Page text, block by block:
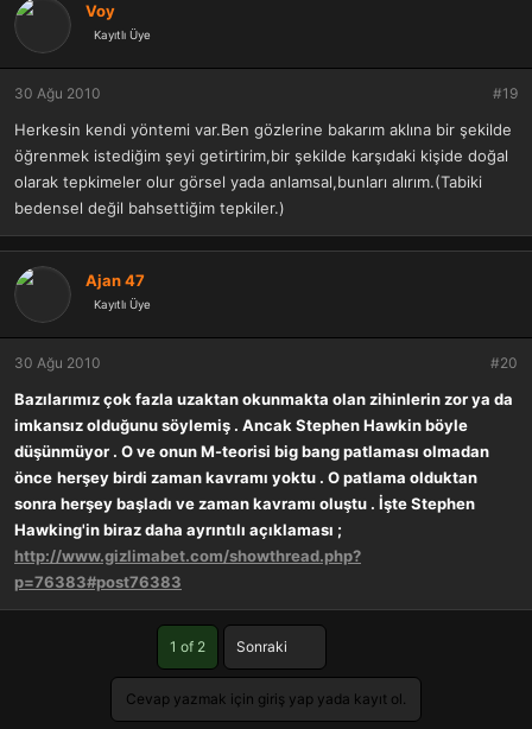
Voy
Kayıtlı Üye
30 Ağu 2010 #19
Herkesin kendi yöntemi var.Ben gözlerine bakarım aklına bir şekilde
öğrenmek istediğim şeyi getirtirim,bir şekilde karşıdaki kişide doğal
olarak tepkimeler olur görsel yada anlamsal,bunları alırım.(Tabiki
bedensel değil bahsettiğim tepkiler.)
Ajan 47
Kayıtlı Üye
30 Ağu 2010 #20
Bazılarımız çok fazla uzaktan okunmakta olan zihinlerin zor ya da
imkansız olduğunu söylemiş . Ancak Stephen Hawkin böyle
düşünmüyor . O ve onun M-teorisi big bang patlaması olmadan
önce herşey birdi zaman kavramı yoktu . O patlama olduktan
sonra herşey başladı ve zaman kavramı oluştu . İşte Stephen
Hawking'in biraz daha ayrıntılı açıklaması ;
http://www.gizlimabet.com/showthread.php?
p=76383#post76383
1 of 2 Sonraki
Cevap yazmak için giriş yap yada kayıt ol.